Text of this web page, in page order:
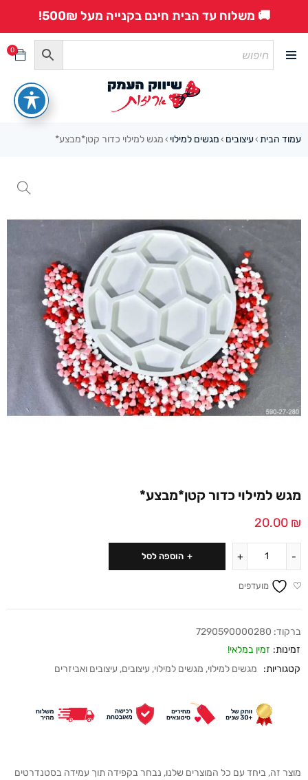
🚚 משלוח עד הבית חינם בקנייה מעל 500₪!
0
עמוד הבית ›עיצובים › מגשים למילוי › מגש למילוי כדור קטן*מבצע*
מגש למילוי כדור קטן*מבצע*
20.00 ₪
הוספה לסל
מועדפים
ברקוד: 7290590000280
זמינות: זמין במלאי!
קטגוריות:
מגשים למילוי, מגשים למילוי, עיצובים, עיצובים ואביזרים
מוצר זה, ביחד עם כל המוצרים שלנו, נבחר בקפידה תוך עמידה בסטנדרטים